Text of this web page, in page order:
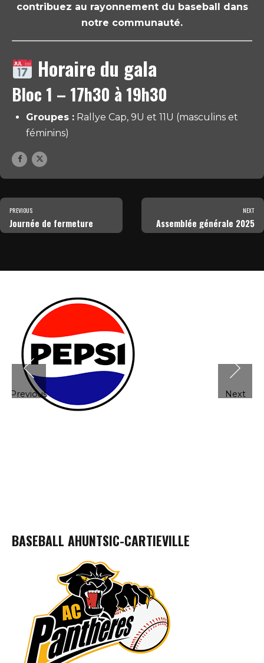
contribuez au rayonnement du baseball dans
notre communauté.
Horaire du gala
Bloc 1 – 17h30 à 19h30
Groupes : Rallye Cap, 9U et 11U (masculins et
féminins)
PREVIOUS
Journée de fermeture
NEXT
Assemblée générale 2025
Previous Next
BASEBALL AHUNTSIC-CARTIEVILLE